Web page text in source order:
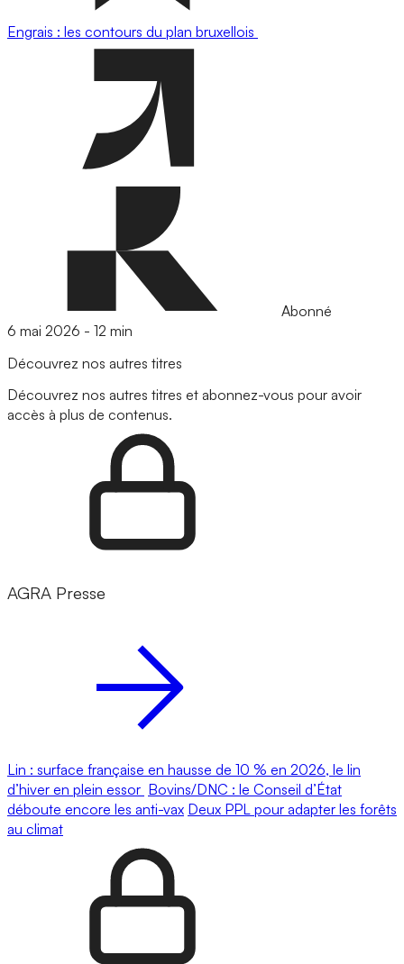
Engrais : les contours du plan bruxellois
Abonné
6 mai 2026 - 12 min
Découvrez nos autres titres
Découvrez nos autres titres et abonnez-vous pour avoir
accès à plus de contenus.
AGRA Presse
Lin : surface française en hausse de 10 % en 2026, le lin
d’hiver en plein essor Bovins/DNC : le Conseil d’État
déboute encore les anti-vax Deux PPL pour adapter les forêts
au climat